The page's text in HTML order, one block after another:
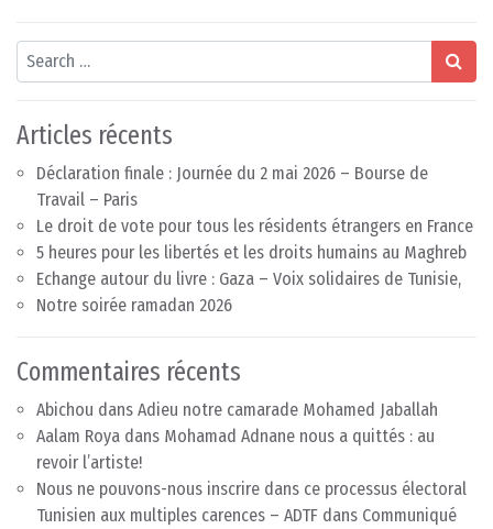
Search
Articles récents
Déclaration finale : Journée du 2 mai 2026 – Bourse de
Travail – Paris
Le droit de vote pour tous les résidents étrangers en France
5 heures pour les libertés et les droits humains au Maghreb
Echange autour du livre : Gaza – Voix solidaires de Tunisie,
Notre soirée ramadan 2026
Commentaires récents
Abichou dans Adieu notre camarade Mohamed Jaballah
Aalam Roya dans Mohamad Adnane nous a quittés : au
revoir l’artiste!
Nous ne pouvons-nous inscrire dans ce processus électoral
Tunisien aux multiples carences – ADTF dans Communiqué